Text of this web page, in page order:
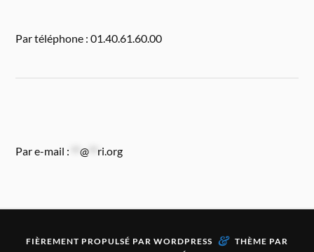
Par téléphone : 01.40.61.60.00
Par e-mail : **@ ri.org
FIÈREMENT PROPULSÉ PAR WORDPRESS & THÈME PAR